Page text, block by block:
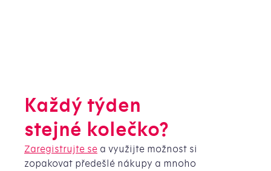
Každý týden
stejné kolečko?
Zaregistrujte se a využijte možnost si
zopakovat předešlé nákupy a mnoho